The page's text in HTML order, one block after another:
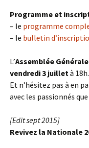
Programme et
– le programme
– le bulletin
L’Assemblée Générale
vendredi 3 juillet à
Et n’hésitez pas à en
avec les passionnés
[Edit sept 2015]
Revivez la Nationale